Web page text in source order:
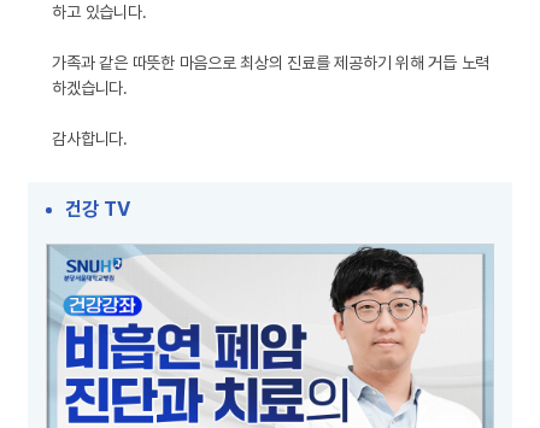
하고 있습니다.
가족과 같은 따뜻한 마음으로 최상의 진료를 제공하기 위해 거듭 노력
하겠습니다.
감사합니다.
건강 TV